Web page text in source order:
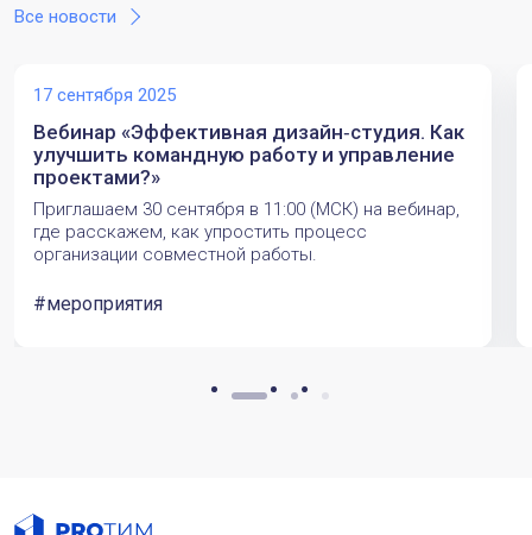
Все новости
17 сентября 2025
Вебинар «Эффективная дизайн‑студия. Как
улучшить командную работу и управление
проектами?»
Приглашаем 30 сентября в 11:00 (МСК) на вебинар,
где расскажем, как упростить процесс
организации совместной работы.
#мероприятия